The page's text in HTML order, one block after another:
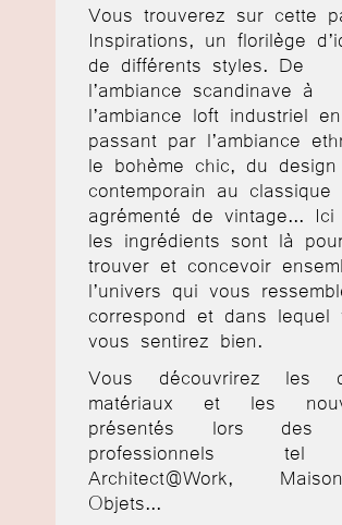
Vous trouverez sur cette
Inspirations, un florilège
de différents styles. De
l’ambiance scandinave à
l’ambiance loft industriel en
passant par l’ambiance
le bohème chic, du design
contemporain au classique
agrémenté de vintage... Ici
les ingrédients sont là
trouver et concevoir
l’univers qui vous
correspond et dans lequel
vous sentirez bien.
Vous découvrirez les
matériaux et les
présentés lors des
professionnels
Architect@Work,
Objets...